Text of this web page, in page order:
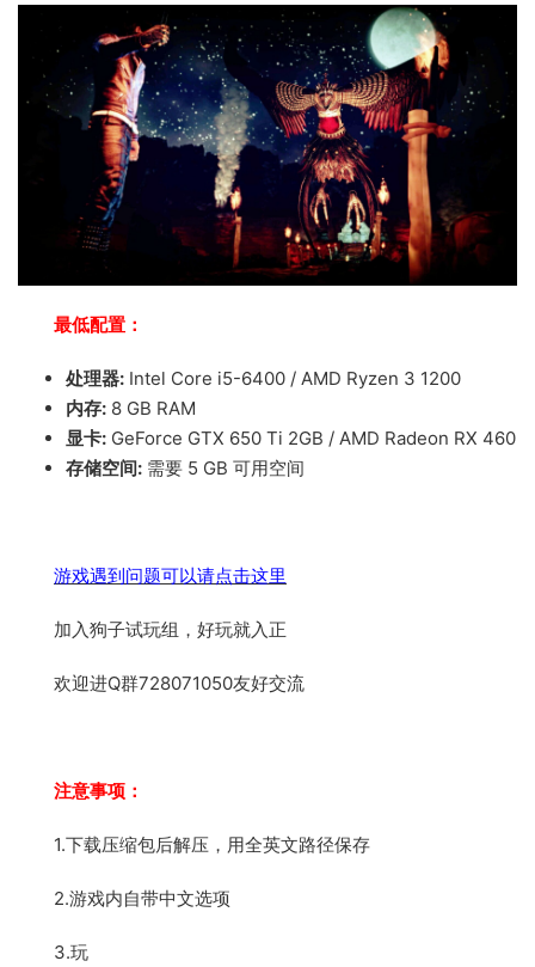
最低配置：
处理器: Intel Core i5-6400 / AMD Ryzen 3 1200
内存: 8 GB RAM
显卡: GeForce GTX 650 Ti 2GB / AMD Radeon RX 460
存储空间: 需要 5 GB 可用空间
游戏遇到问题可以请点击这里
加入狗子试玩组，好玩就入正
欢迎进Q群728071050友好交流
注意事项：
1.下载压缩包后解压，用全英文路径保存
2.游戏内自带中文选项
3.玩